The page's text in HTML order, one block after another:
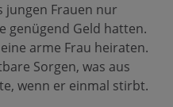
jungen Frauen nur
genügend Geld hatten.
arme Frau heiraten.
Sorgen, was aus
wenn er einmal stirbt.